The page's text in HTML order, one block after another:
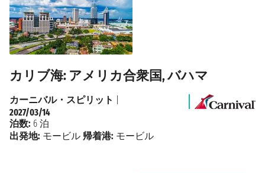
カリブ海: アメリカ合衆国, バハマ
カーニバル・スピリット
2027/03/14
泊数: 6 泊
出発地: モービル 帰着港: モービル